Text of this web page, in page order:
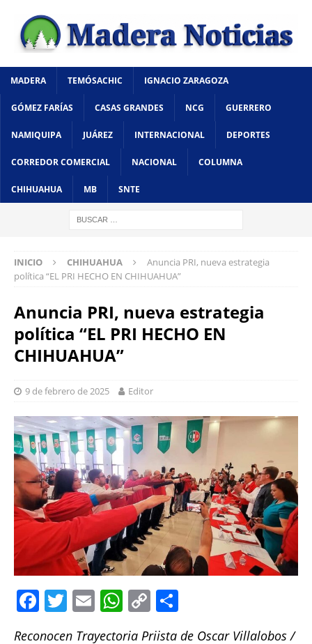
MADERA TEMÓSACHIC IGNACIO ZARAGOZA
GÓMEZ FARÍAS CASAS GRANDES NCG GUERRERO
NAMIQUIPA JUÁREZ INTERNACIONAL DEPORTES
CORREDOR COMERCIAL NACIONAL COLUMNA
CHIHUAHUA MB SNTE
INICIO CHIHUAHUA
Anuncia PRI, nueva estrategia
política “EL PRI HECHO EN CHIHUAHUA”
Anuncia PRI, nueva estrategia
política “EL PRI HECHO EN
CHIHUAHUA”
9 de febrero de 2025 Editor
F T E W
h
C
o h
Reconocen Trayectoria Priista de Oscar Villalobos /